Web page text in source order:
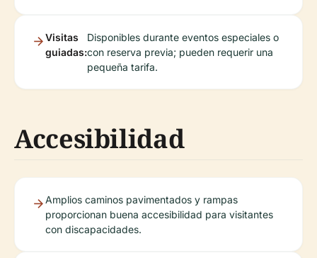
Visitas
guiadas:
Disponibles durante eventos especiales o
con reserva previa; pueden requerir una
pequeña tarifa.
Accesibilidad
Amplios caminos pavimentados y rampas
proporcionan buena accesibilidad para visitantes
con discapacidades.